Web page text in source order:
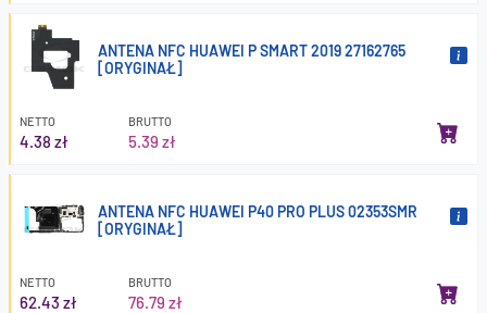
ANTENA NFC HUAWEI P SMART 2019 27162765
[ORYGINAŁ]
NETTO
4.38 zł
BRUTTO
5.39 zł
ANTENA NFC HUAWEI P40 PRO PLUS 02353SMR
[ORYGINAŁ]
NETTO
62.43 zł
BRUTTO
76.79 zł